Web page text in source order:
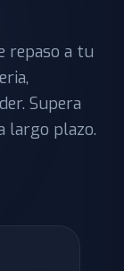
repaso a tu
Supera
largo plazo.